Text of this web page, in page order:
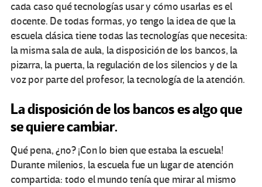
cada caso qué tecnologías usar y cómo usarlas es el
docente. De todas formas, yo tengo la idea de que la
escuela clásica tiene todas las tecnologías que necesita:
la misma sala de aula, la disposición de los bancos, la
pizarra, la puerta, la regulación de los silencios y de la
voz por parte del profesor, la tecnología de la atención.
La disposición de los bancos es algo que
se quiere cambiar.
Qué pena, ¿no? ¡Con lo bien que estaba la escuela!
Durante milenios, la escuela fue un lugar de atención
compartida: todo el mundo tenía que mirar al mismo